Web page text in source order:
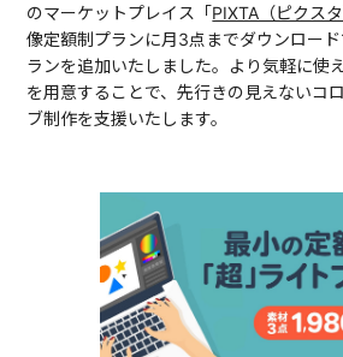
のマーケットプレイス「PIXTA（ピクスタ
像定額制プランに月3点までダウンロー
ランを追加いたしました。より気軽に使
を用意することで、先行きの見えないコ
ブ制作を支援いたします。